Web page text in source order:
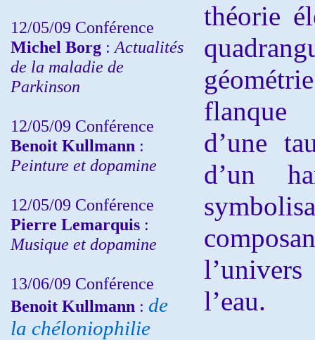
12/05/09 Conférence
Michel Borg : Actualités
de la maladie de
Parkinson
12/05/09 Conférence
Benoit Kullmann :
Peinture et dopamine
12/05/09 Conférence
Pierre Lemarquis :
Musique et dopamine
13/06/09 Conférence
Benoit Kullmann : de
la chéloniophilie
théorie
flanque
d’une
d’un
l’eau.